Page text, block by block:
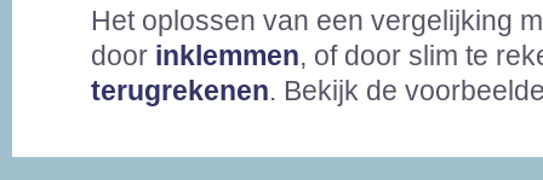
Het oplossen van een vergelijking
door inklemmen, of door slim te
terugrekenen. Bekijk de